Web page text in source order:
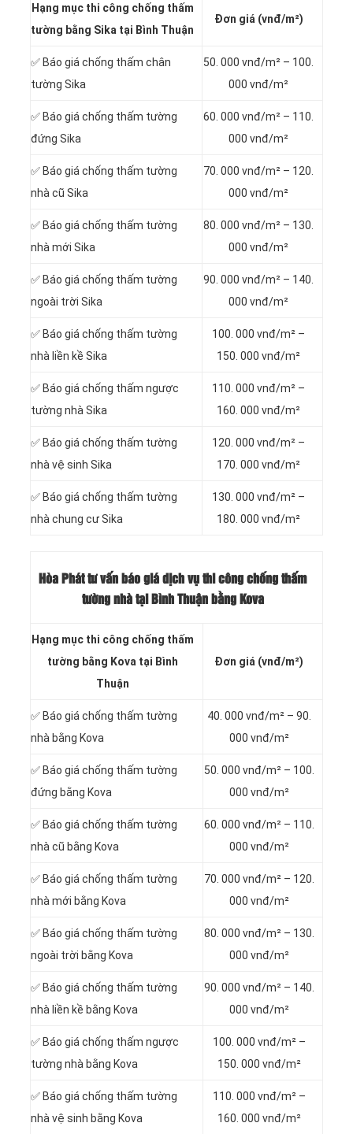
Hạng mục thi công chống thấm
tường bằng Sika tại Bình Thuận
Đơn giá (vnđ/m²)
✅ Báo giá chống thấm chân
tường Sika
50. 000 vnđ/m² – 100.
000 vnđ/m²
✅ Báo giá chống thấm tường
đứng Sika
60. 000 vnđ/m² – 110.
000 vnđ/m²
✅ Báo giá chống thấm tường
nhà cũ Sika
70. 000 vnđ/m² – 120.
000 vnđ/m²
✅ Báo giá chống thấm tường
nhà mới Sika
80. 000 vnđ/m² – 130.
000 vnđ/m²
✅ Báo giá chống thấm tường
ngoài trời Sika
90. 000 vnđ/m² – 140.
000 vnđ/m²
✅ Báo giá chống thấm tường
nhà liền kề Sika
100. 000 vnđ/m² –
150. 000 vnđ/m²
✅ Báo giá chống thấm ngược
tường nhà Sika
110. 000 vnđ/m² –
160. 000 vnđ/m²
✅ Báo giá chống thấm tường
nhà vệ sinh Sika
120. 000 vnđ/m² –
170. 000 vnđ/m²
✅ Báo giá chống thấm tường
nhà chung cư Sika
130. 000 vnđ/m² –
180. 000 vnđ/m²
Hòa Phát tư vấn báo giá dịch vụ thi công chống thấm
tường nhà tại Bình Thuận bằng Kova
Hạng mục thi công chống thấm
tường bằng Kova tại Bình
Thuận
Đơn giá (vnđ/m²)
✅ Báo giá chống thấm tường
nhà bằng Kova
40. 000 vnđ/m² – 90.
000 vnđ/m²
✅ Báo giá chống thấm tường
đứng bằng Kova
50. 000 vnđ/m² – 100.
000 vnđ/m²
✅ Báo giá chống thấm tường
nhà cũ bằng Kova
60. 000 vnđ/m² – 110.
000 vnđ/m²
✅ Báo giá chống thấm tường
nhà mới bằng Kova
70. 000 vnđ/m² – 120.
000 vnđ/m²
✅ Báo giá chống thấm tường
ngoài trời bằng Kova
80. 000 vnđ/m² – 130.
000 vnđ/m²
✅ Báo giá chống thấm tường
nhà liền kề bằng Kova
90. 000 vnđ/m² – 140.
000 vnđ/m²
✅ Báo giá chống thấm ngược
tường nhà bằng Kova
100. 000 vnđ/m² –
150. 000 vnđ/m²
✅ Báo giá chống thấm tường
nhà vệ sinh bằng Kova
110. 000 vnđ/m² –
160. 000 vnđ/m²